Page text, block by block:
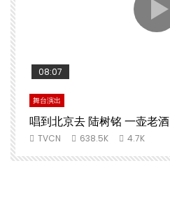
Watch Later
08:07
舞台演出
唱到北京去 陆树铭 一壶老酒
TVCN 638.5K 4.7K